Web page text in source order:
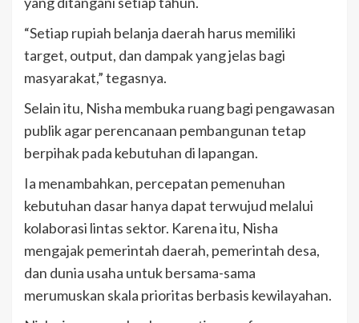
“Setiap rupiah belanja daerah harus memiliki
target, output, dan dampak yang jelas bagi
masyarakat,” tegasnya.
Selain itu, Nisha membuka ruang bagi pengawasan
publik agar perencanaan pembangunan tetap
berpihak pada kebutuhan di lapangan.
Ia menambahkan, percepatan pemenuhan
kebutuhan dasar hanya dapat terwujud melalui
kolaborasi lintas sektor. Karena itu, Nisha
mengajak pemerintah daerah, pemerintah desa,
dan dunia usaha untuk bersama-sama
merumuskan skala prioritas berbasis kewilayahan.